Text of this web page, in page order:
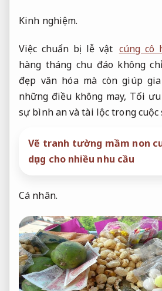
Kinh nghiệm.
Việc chuẩn bị lễ vật cúng cô
hàng tháng chu đáo không
đẹp văn hóa mà còn giúp
những điều không may, Tối
sự bình an và tài lộc trong cuộc
Vẽ tranh tường mầm non
dụng cho nhiều nhu cầu
Cá nhân.